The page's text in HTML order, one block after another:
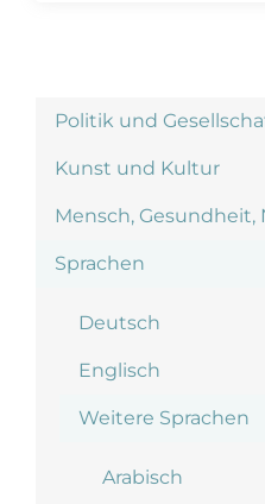
Politik und
Kunst und Kultur
Mensch,
Sprachen
Deutsch
Englisch
Weitere Sprachen
Arabisch